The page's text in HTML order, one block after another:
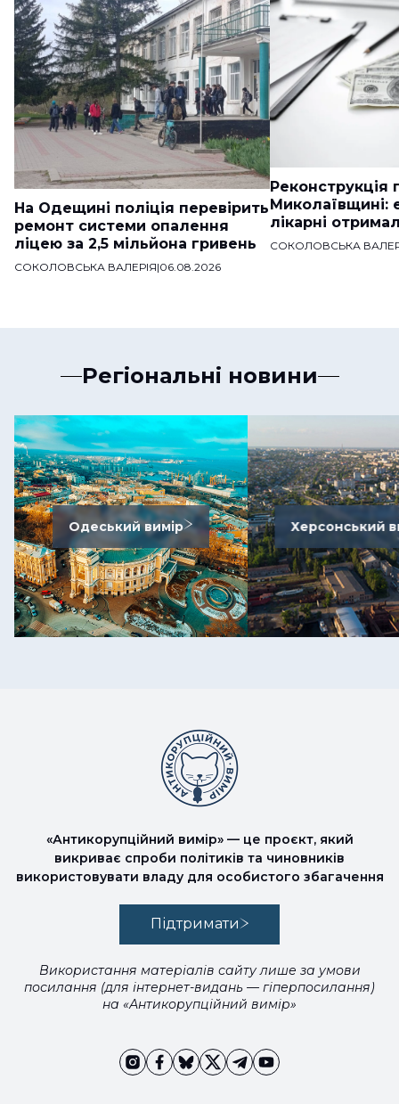
На Одещині поліція перевірить
ремонт системи опалення
ліцею за 2,5 мільйона гривень
СОКОЛОВСЬКА ВАЛЕРІЯ|06.08.2026
Реконструкція
Миколаївщині:
лікарні
СОКОЛОВСЬКА
Регіональні новини
Одеський вимір Херсонський
«Антикорупційний вимір» — це проєкт, який
викриває спроби політиків та чиновників
використовувати владу для особистого збагачення
Підтримати
Використання матеріалів сайту лише за умови
посилання (для інтернет-видань — гіперпосилання)
на «Антикорупційний вимір»